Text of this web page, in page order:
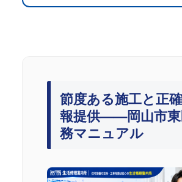
節度ある施工と正
報提供——岡山市
務マニュアル